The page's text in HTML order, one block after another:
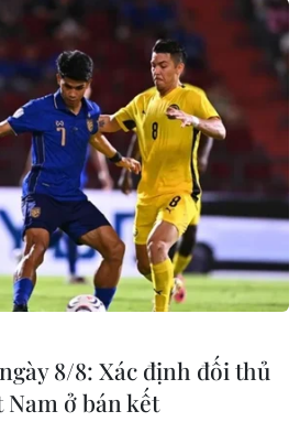
Thống nhất (UTN) của Thủ
cha xếp thứ 5 với 23 ghế
bầu cử và 13 ghế nghị sỹ
.
(TTXVN/Vietnam+)
8/8: Xác định đối thủ
Nam ở bán kết